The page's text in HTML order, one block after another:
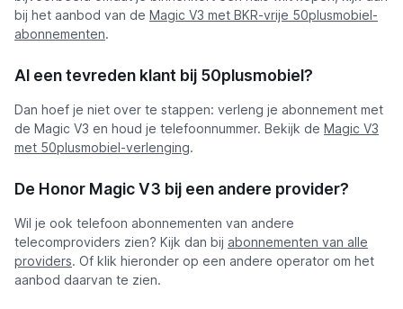
bij het aanbod van de Magic V3 met BKR-vrije 50plusmobiel-
abonnementen.
Al een tevreden klant bij 50plusmobiel?
Dan hoef je niet over te stappen: verleng je abonnement met
de Magic V3 en houd je telefoonnummer. Bekijk de Magic V3
met 50plusmobiel-verlenging.
De Honor Magic V3 bij een andere provider?
Wil je ook telefoon abonnementen van andere
telecomproviders zien? Kijk dan bij abonnementen van alle
providers. Of klik hieronder op een andere operator om het
aanbod daarvan te zien.